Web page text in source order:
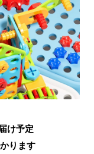
け予定
ります